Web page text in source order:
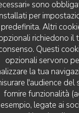
sono
per
predefinita. Altri
richiedono il
Questi
opzionali servono
la tua
l'audience del
fornire funzionalità
esempio, legate ai
- Ospiti 6
Atmosfera: 5/5 Cucina:5/5
et accueil exellent.